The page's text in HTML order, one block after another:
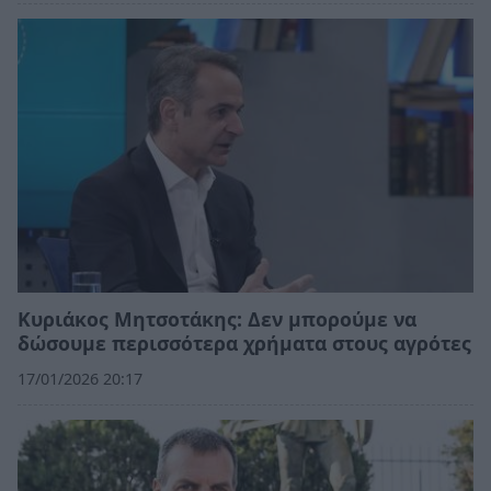
Κυριάκος Μητσοτάκης: Δεν μπορούμε να
δώσουμε περισσότερα χρήματα στους αγρότες
17/01/2026 20:17